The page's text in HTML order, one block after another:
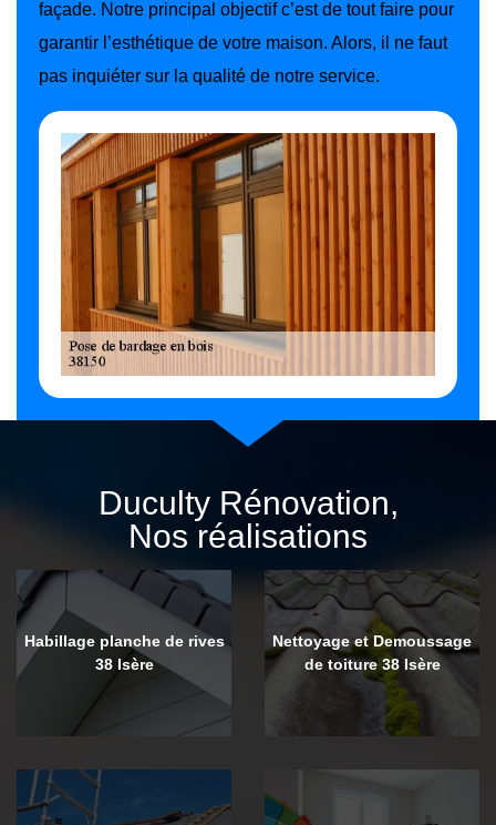
façade. Notre principal objectif c’est de tout faire pour
garantir l’esthétique de votre maison. Alors, il ne faut
pas inquiéter sur la qualité de notre service.
Duculty Rénovation,
Nos réalisations
Habillage planche de rives
38 Isère
Nettoyage et Demoussage
de toiture 38 Isère